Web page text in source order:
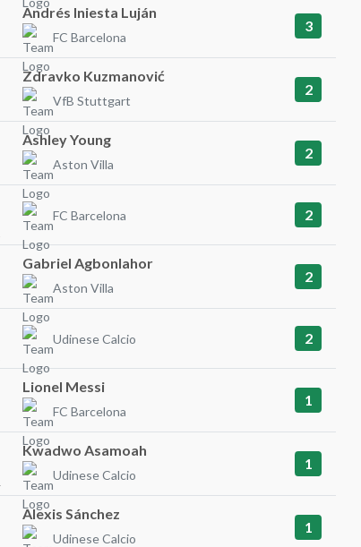
Andrés Iniesta Luján
FC Barcelona
3
Zdravko Kuzmanović
VfB Stuttgart
2
Ashley Young
Aston Villa
2
FC Barcelona 2
Gabriel Agbonlahor
Aston Villa
2
Udinese Calcio 2
Lionel Messi
FC Barcelona
1
Kwadwo Asamoah
Udinese Calcio
1
Alexis Sánchez
Udinese Calcio
1